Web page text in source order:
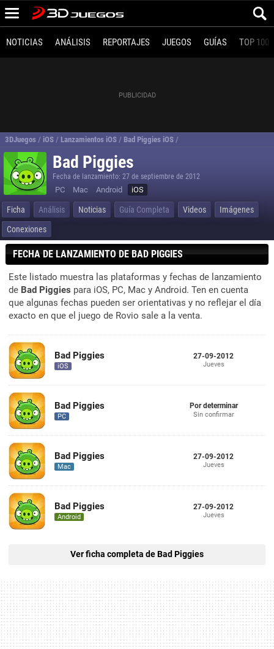
NOTICIAS ANÁLISIS REPORTAJES JUEGOS GUÍAS TOP 100
3DJuegos / iOS / Lanzamientos iOS / Bad Piggies iOS /
Bad Piggies
Fecha de lanzamiento: 27 de septiembre de 2012
PC Mac Android iOS
Ficha Análisis Noticias Guía Completa Videos
Imágenes
Conexiones
FECHA DE LANZAMIENTO DE BAD PIGGIES
Este listado muestra las plataformas y fechas de lanzamiento
de Bad Piggies para iOS, PC, Mac y Android. Ten en cuenta
que algunas fechas pueden ser orientativas y no reflejar el día
exacto en que el juego de Rovio sale a la venta.
Bad Piggies
iOS
27-09-2012
Jueves
Bad Piggies
PC
Por determinar
Sin confirmar
Bad Piggies
Mac
27-09-2012
Jueves
Bad Piggies
Android
27-09-2012
Jueves
Ver ficha completa de Bad Piggies